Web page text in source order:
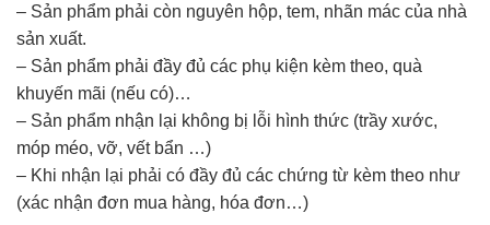
– Sản phẩm phải còn nguyên hộp, tem, nhãn mác của nhà
sản xuất.
– Sản phẩm phải đầy đủ các phụ kiện kèm theo, quà
khuyến mãi (nếu có)…
– Sản phẩm nhận lại không bị lỗi hình thức (trầy xước,
móp méo, vỡ, vết bẩn …)
– Khi nhận lại phải có đầy đủ các chứng từ kèm theo như
(xác nhận đơn mua hàng, hóa đơn…)